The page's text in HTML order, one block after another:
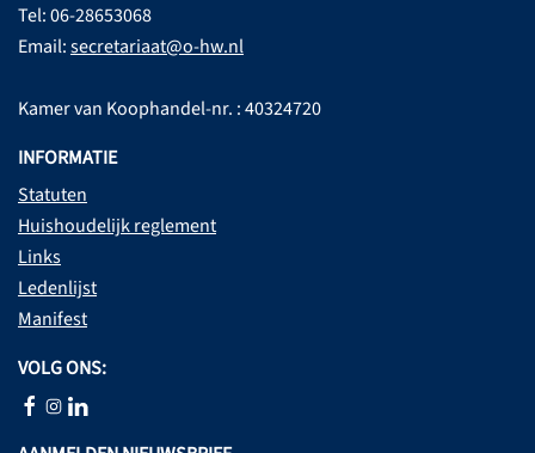
Tel: 06-28653068
Email:secretariaat@o-hw.nl
Kamer van Koophandel-nr. : 40324720
INFORMATIE
Statuten
Huishoudelijk reglement
Links
Ledenlijst
Manifest
VOLG ONS: